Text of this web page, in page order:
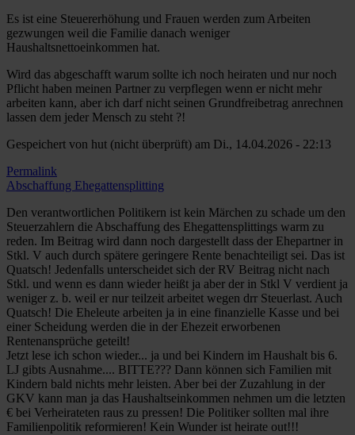
Es ist eine Steuererhöhung und Frauen werden zum Arbeiten
gezwungen weil die Familie danach weniger
Haushaltsnettoeinkommen hat.
Wird das abgeschafft warum sollte ich noch heiraten und nur noch
Pflicht haben meinen Partner zu verpflegen wenn er nicht mehr
arbeiten kann, aber ich darf nicht seinen Grundfreibetrag anrechnen
lassen dem jeder Mensch zu steht ?!
Gespeichert von hut (nicht überprüft) am Di., 14.04.2026 - 22:13
Permalink
Abschaffung Ehegattensplitting
Den verantwortlichen Politikern ist kein Märchen zu schade um den
Steuerzahlern die Abschaffung des Ehegattensplittings warm zu
reden. Im Beitrag wird dann noch dargestellt dass der Ehepartner in
Stkl. V auch durch spätere geringere Rente benachteiligt sei. Das ist
Quatsch! Jedenfalls unterscheidet sich der RV Beitrag nicht nach
Stkl. und wenn es dann wieder heißt ja aber der in Stkl V verdient ja
weniger z. b. weil er nur teilzeit arbeitet wegen drr Steuerlast. Auch
Quatsch! Die Eheleute arbeiten ja in eine finanzielle Kasse und bei
einer Scheidung werden die in der Ehezeit erworbenen
Rentenansprüche geteilt!
Jetzt lese ich schon wieder... ja und bei Kindern im Haushalt bis 6.
LJ gibts Ausnahme.... BITTE??? Dann können sich Familien mit
Kindern bald nichts mehr leisten. Aber bei der Zuzahlung in der
GKV kann man ja das Haushaltseinkommen nehmen um die letzten
€ bei Verheirateten raus zu pressen! Die Politiker sollten mal ihre
Familienpolitik reformieren! Kein Wunder ist heirate out!!!